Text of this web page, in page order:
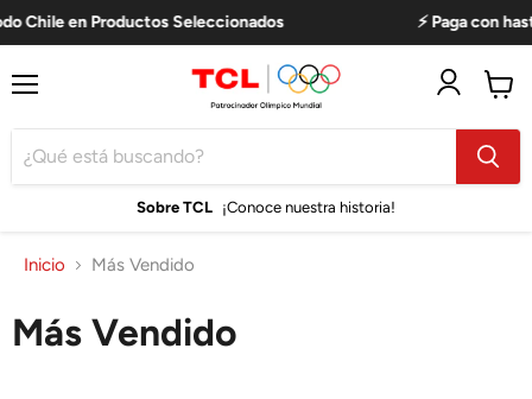
Chile en Productos Seleccionados ⚡ Paga con
Sobre TCL ¡Conoce nuestra historia!
carro
Inicio Más Vendido
Más Vendido